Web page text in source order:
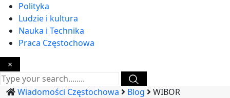
Polityka
Ludzie i kultura
Nauka i Technika
Praca Częstochowa
×
Wiadomości Częstochowa Blog WIBOR